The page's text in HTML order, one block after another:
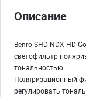
Описание
Benro SHD NDX-HD
светофильтр
тональностью.
Поляризационный
регулировать